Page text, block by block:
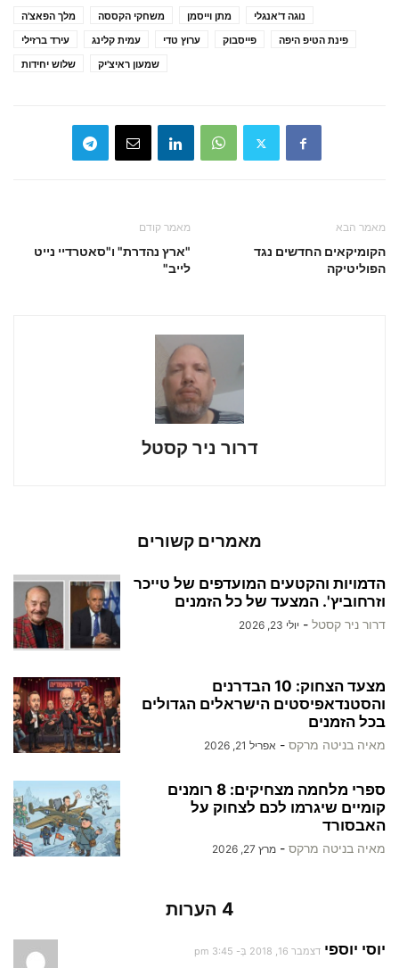
מלך הפאצ'ה
משחקי הקססה מתן וייסמן
נוגה ד'אנגלי
עירד ברזילי
עמית קלינג ערוץ טדי פייסבוק
פינת הטיפ היפה
שלוש יחידות
שמעון ראיצ'יק
מאמר קודם
"ארץ נהדרת" ו"סאטרדיי נייט
לייב"
מאמר הבא
הקומיקאים החדשים נגד
הפוליטיקה
דרור ניר קסטל
מאמרים קשורים
הדמויות והקטעים המועדפים של טייכר
וזרחוביץ'. המצעד של כל הזמנים
דרור ניר קסטל - יולי 23, 2026
מצעד הצחוק: 10 הבדרנים
והסטנדאפיסטים הישראלים הגדולים
בכל הזמנים
מאיה בניטה מרקס - אפריל 21, 2026
ספרי מלחמה מצחיקים: 8 רומנים
קומיים שיגרמו לכם לצחוק על
האבסורד
מאיה בניטה מרקס - מרץ 27, 2026
4 הערות
יוסי יוספי דצמבר 16, 2018 בְּ- 3:45 pm